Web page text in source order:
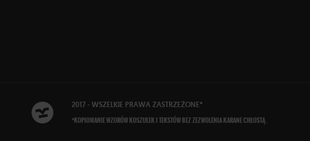
2017 - WSZELKIE PRAWA ZASTRZEŻONE*
*KOPIOWANIE WZORÓW KOSZULEK I TEKSTÓW BEZ ZEZWOLENIA KARANE CHŁOSTĄ.